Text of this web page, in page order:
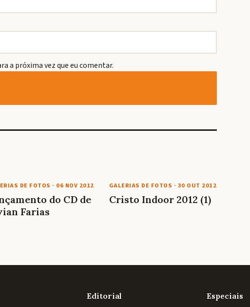
a próxima vez que eu comentar.
DE FOTOS · 06 NOV 2012
do CD de
Farias
GALERIAS DE FOTOS · 30 OUT 2012
Cristo Indoor 2012 (1)
Editorial Especiais